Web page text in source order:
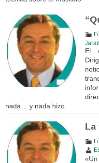
El
nada… y nada hizo.
La